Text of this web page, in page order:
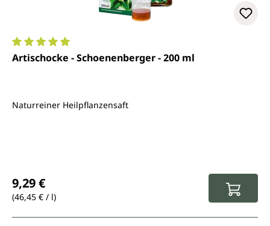
Durchschnittliche Bewertung von 5 von 5 Sternen
Artischocke - Schoenenberger - 200 ml
Naturreiner Heilpflanzensaft
9,29 €
(46,45 € / l)